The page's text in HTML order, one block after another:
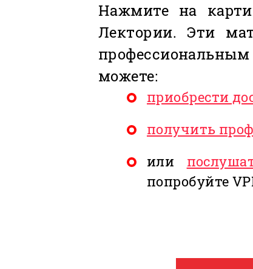
Нажмите на
Лектории. Эти
можете:
приобрести
получить
или
попробуйте